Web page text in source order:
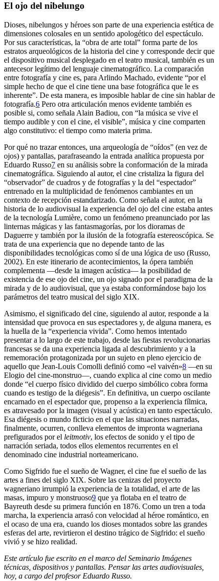
El ojo del nibelungo
Dioses, nibelungos y héroes son parte de una experiencia estética de
dimensiones colosales en un sentido apologético del espectáculo.
Por sus características, la “obra de arte total” forma parte de los
estratos arqueológicos de la historia del cine y corresponde decir que
el dispositivo musical desplegado en el teatro musical, también es un
antecesor legítimo del lenguaje cinematográfico. La comparación
entre fotografía y cine es, para Arlindo Machado, evidente “por el
simple hecho de que el cine tiene una base fotográfica que le es
inherente”. De esta manera, es imposible hablar de cine sin hablar de
fotografía.6 Pero otra articulación menos evidente también es
posible si, como señala Alain Badiou, con “la música se vive el
tiempo audible y con el cine, el visible”, música y cine comparten
algo constitutivo: el tiempo como materia prima.
Por qué no trazar entonces, una arqueología de “oídos” (en vez de
ojos) y pantallas, parafraseando la entrada analítica propuesta por
Eduardo Russo7 en su análisis sobre la conformación de la mirada
cinematográfica. Siguiendo al autor, el cine cristaliza la figura del
“observador” de cuadros y de fotografías y la del “espectador”
entrenado en la multiplicidad de fenómenos cambiantes en un
contexto de recepción estandarizado. Como señala el autor, en la
historia de lo audiovisual la experiencia del ojo del cine estaba antes
de la tecnología Lumière, como un fenómeno preanunciado por las
linternas mágicas y las fantasmagorías, por los dioramas de
Daguerre y también por la ilusión de la fotografía estereoscópica. Se
trata de una experiencia que no depende tanto de las
disponibilidades tecnológicas como sí de una lógica de uso (Russo,
2002). En este itinerario de acontecimientos, la ópera también
complementa —desde la imagen acústica— la posibilidad de
existencia de ese ojo del cine, un ojo signado por el paradigma de la
mirada y de lo audiovisual, que ya estaba conformándose bajo los
parámetros del teatro musical del siglo XIX.
Asimismo, el significado del cine, siguiendo al autor, responde a la
intensidad que provoca en sus espectadores y, de alguna manera, es
la huella de la “experiencia vivida”. Como hemos intentado
presentar a lo largo de este trabajo, desde las fiestas revolucionarias
francesas se da una experiencia ligada al descubrimiento y a la
rememoración protagonizada por un sujeto en pleno ejercicio de
aquello que Jean-Louis Comolli definió como «el vaivén»8 —en su
Elogio del cine-monstruo—, cuando explica al cine como un medio
donde “el cuerpo físico dividido del cuerpo simbólico cobra forma
cuando es testigo de la diégesis”. En definitiva, un cuerpo oscilante
encarnado en el espectador que, propenso a la experiencia fílmica,
es atravesado por la imagen (visual y acústica) en tanto espectáculo.
Esa diégesis o mundo ficticio en el que las situaciones narradas,
finalmente, ocurren, conlleva elementos de impronta wagneriana
prefigurados por el leitmotiv, los efectos de sonido y el tipo de
narración seriada, todos ellos elementos recurrentes en el
denominado cine industrial norteamericano.
Como Sigfrido fue el sueño de Wagner, el cine fue el sueño de las
artes a fines del siglo XIX. Sobre las cenizas del proyecto
wagneriano irrumpió la experiencia de la totalidad, el arte de las
masas, impuro y monstruoso9 que ya flotaba en el teatro de
Bayreuth desde su primera función en 1876. Como un tren a toda
marcha, la experiencia arrasó con velocidad al héroe romántico, en
el ocaso de una era, cuando los dioses montados sobre las grandes
esferas del arte, revirtieron el destino trágico de Sigfrido: el sueño
vivió y se hizo realidad.
Este artículo fue escrito en el marco del Seminario Imágenes
técnicas, dispositivos y pantallas. Pensar las artes audiovisuales,
hoy, a cargo del profesor Eduardo Russo.